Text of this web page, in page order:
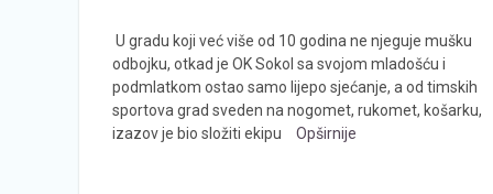
U gradu koji već više od 10 godina ne njeguje mušku
odbojku, otkad je OK Sokol sa svojom mladošću i
podmlatkom ostao samo lijepo sjećanje, a od timskih
sportova grad sveden na nogomet, rukomet, košarku,
izazov je bio složiti ekipu
Opširnije